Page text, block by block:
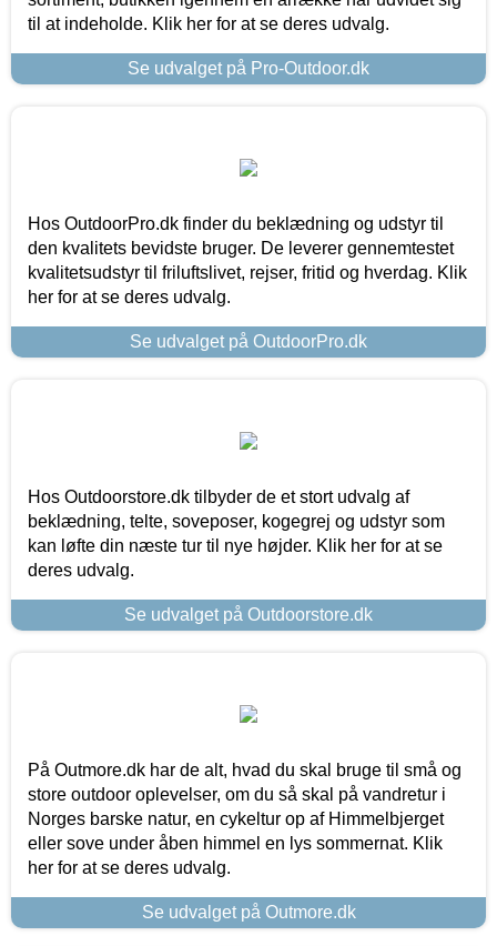
til at indeholde. Klik her for at se deres udvalg.
Se udvalget på Pro-Outdoor.dk
Hos OutdoorPro.dk finder du beklædning og udstyr til
den kvalitets bevidste bruger. De leverer gennemtestet
kvalitetsudstyr til friluftslivet, rejser, fritid og hverdag. Klik
her for at se deres udvalg.
Se udvalget på OutdoorPro.dk
Hos Outdoorstore.dk tilbyder de et stort udvalg af
beklædning, telte, soveposer, kogegrej og udstyr som
kan løfte din næste tur til nye højder. Klik her for at se
deres udvalg.
Se udvalget på Outdoorstore.dk
På Outmore.dk har de alt, hvad du skal bruge til små og
store outdoor oplevelser, om du så skal på vandretur i
Norges barske natur, en cykeltur op af Himmelbjerget
eller sove under åben himmel en lys sommernat. Klik
her for at se deres udvalg.
Se udvalget på Outmore.dk